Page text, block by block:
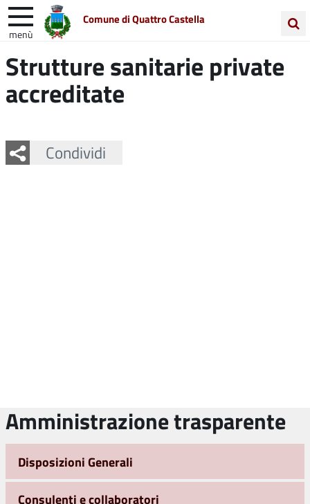
Comune di Quattro Castella
menù
nel
sito
Entra in Comune Vivi Quattro Castella
Unione Colline Matildiche
Strutture sanitarie private
accreditate
Condividi
Facebook
Twitter
Whatsapp
Amministrazione trasparente
Disposizioni Generali
Consulenti e collaboratori